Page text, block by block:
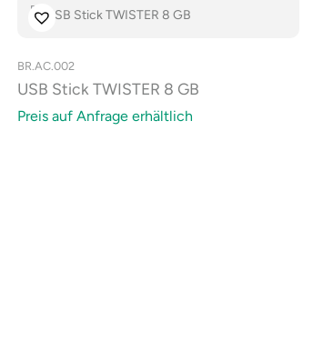
BR.AC.002
USB Stick TWISTER 8 GB
Preis auf Anfrage erhältlich